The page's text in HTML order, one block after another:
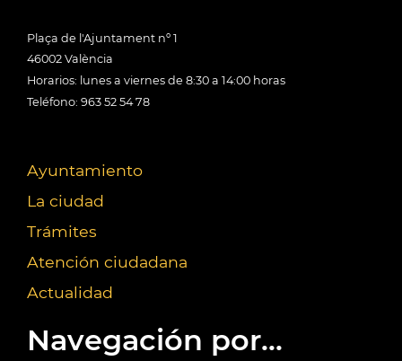
Plaça de l'Ajuntament nº 1
46002 València
Horarios: lunes a viernes de 8:30 a 14:00 horas
Teléfono: 963 52 54 78
Ayuntamiento
La ciudad
Trámites
Atención ciudadana
Actualidad
Navegación por...